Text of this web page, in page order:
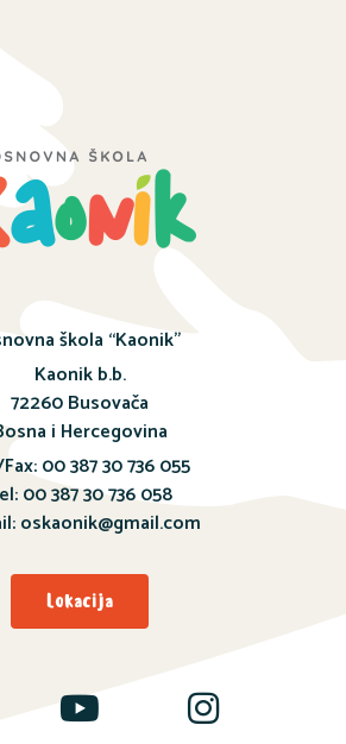
škola “Kaonik”
Kaonik b.b.
72260 Busovača
i Hercegovina
00 387 30 736 055
00 387 30 736 058
oskaonik@gmail.com
Lokacija